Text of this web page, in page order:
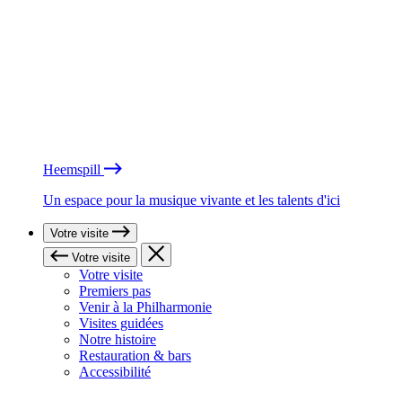
Heemspill
Un espace pour la musique vivante et les talents d'ici
Votre visite
Votre visite
Votre visite
Premiers pas
Venir à la Philharmonie
Visites guidées
Notre histoire
Restauration & bars
Accessibilité